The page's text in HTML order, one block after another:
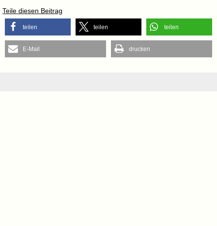
Teile diesen Beitrag
teilen teilen teilen
E-Mail drucken